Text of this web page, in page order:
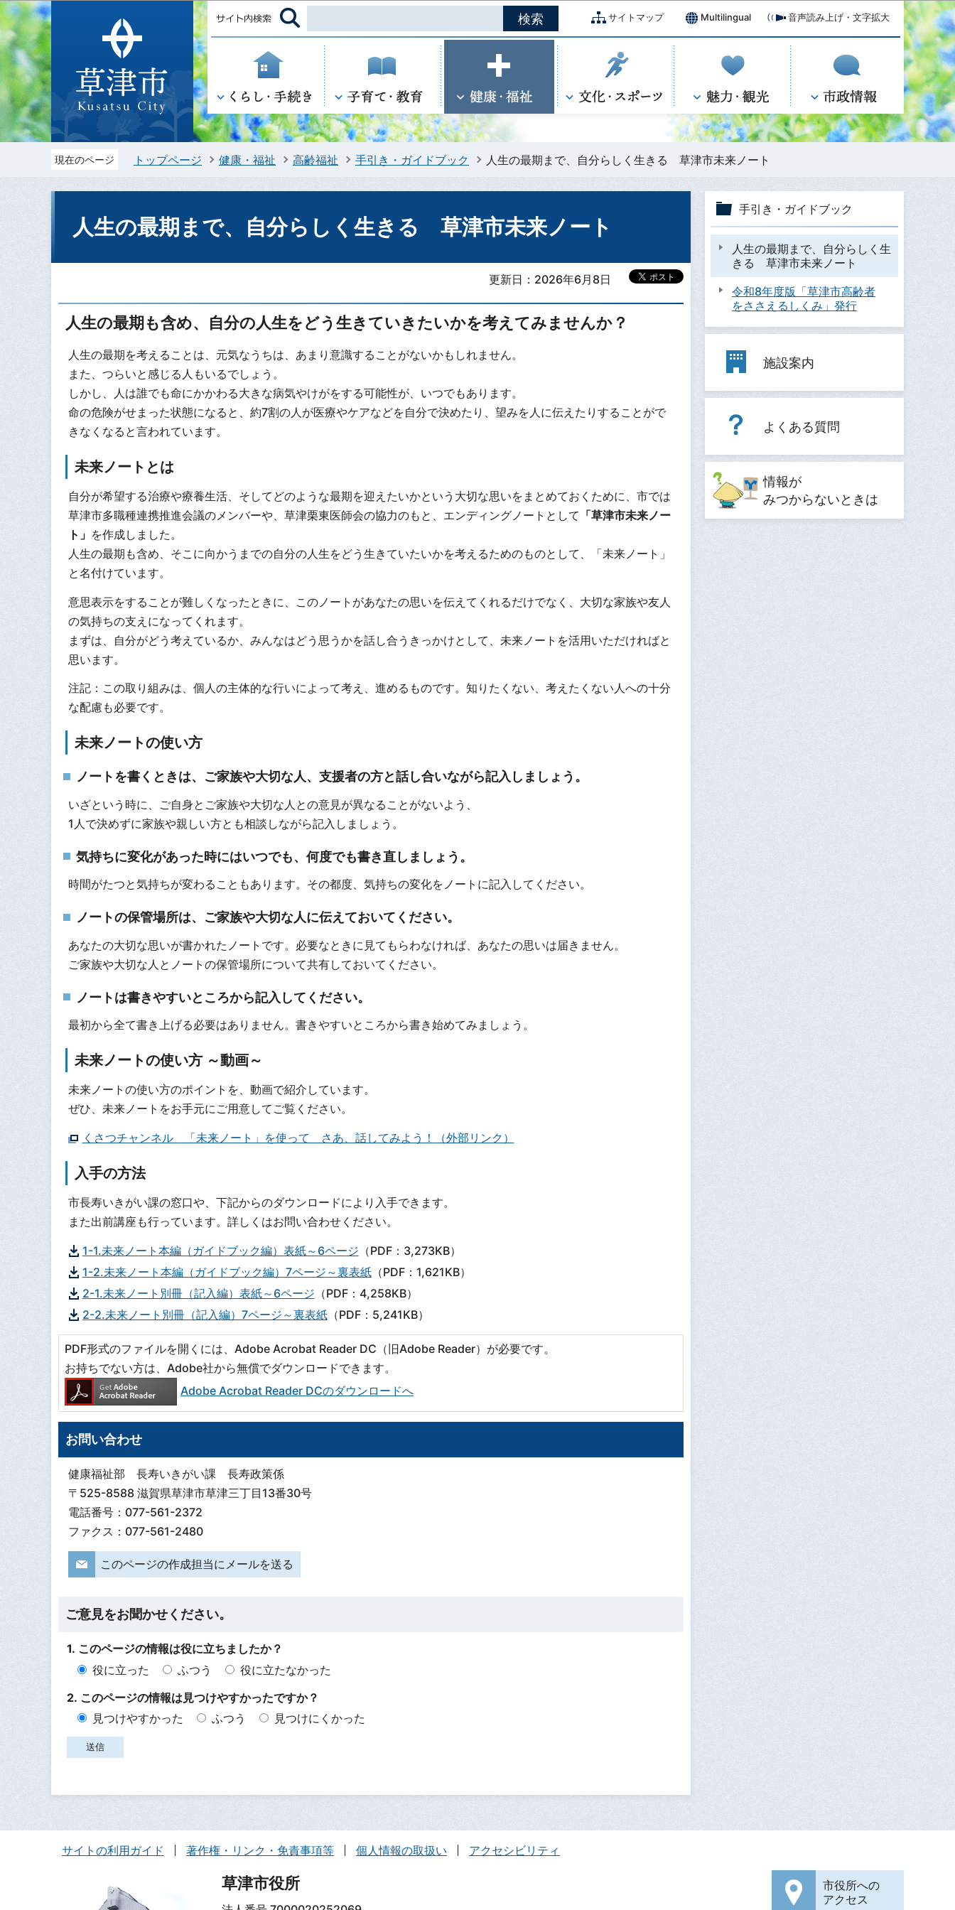
このページの本文へ移動
サイトマップ Multilingual 音声読み上げ・文字拡大
現在のページ トップページ 健康・福祉 高齢福祉 手引き・ガイドブック 人生の最期まで、自分らしく生きる 草津市未来ノート
人生の最期まで、自分らしく生きる 草津市未来ノート
更新日：2026年6月8日
人生の最期も含め、自分の人生をどう生きていきたいかを考えてみませんか？
人生の最期を考えることは、元気なうちは、あまり意識することがないかもしれません。
また、つらいと感じる人もいるでしょう。
しかし、人は誰でも命にかかわる大きな病気やけがをする可能性が、いつでもあります。
命の危険がせまった状態になると、約7割の人が医療やケアなどを自分で決めたり、望みを人に伝えたりすることがで
きなくなると言われています。
未来ノートとは
自分が希望する治療や療養生活、そしてどのような最期を迎えたいかという大切な思いをまとめておくために、市では
草津市多職種連携推進会議のメンバーや、草津栗東医師会の協力のもと、エンディングノートとして 「草津市未来ノー
ト」 を作成しました。
人生の最期も含め、そこに向かうまでの自分の人生をどう生きていたいかを考えるためのものとして、「未来ノート」
と名付けています。
意思表示をすることが難しくなったときに、このノートがあなたの思いを伝えてくれるだけでなく、大切な家族や友人
の気持ちの支えになってくれます。
まずは、自分がどう考えているか、みんなはどう思うかを話し合うきっかけとして、未来ノートを活用いただければと
思います。
注記：この取り組みは、個人の主体的な行いによって考え、進めるものです。知りたくない、考えたくない人への十分
な配慮も必要です。
未来ノートの使い方
ノートを書くときは、ご家族や大切な人、支援者の方と話し合いながら記入しましょう。
いざという時に、ご自身とご家族や大切な人との意見が異なることがないよう、
1人で決めずに家族や親しい方とも相談しながら記入しましょう。
気持ちに変化があった時にはいつでも、何度でも書き直しましょう。
時間がたつと気持ちが変わることもあります。その都度、気持ちの変化をノートに記入してください。
ノートの保管場所は、ご家族や大切な人に伝えておいてください。
あなたの大切な思いが書かれたノートです。必要なときに見てもらわなければ、あなたの思いは届きません。
ご家族や大切な人とノートの保管場所について共有しておいてください。
ノートは書きやすいところから記入してください。
最初から全て書き上げる必要はありません。書きやすいところから書き始めてみましょう。
未来ノートの使い方 ～動画～
未来ノートの使い方のポイントを、動画で紹介しています。
ぜひ、未来ノートをお手元にご用意してご覧ください。
くさつチャンネル 「未来ノート」を使って さあ、話してみよう！（外部リンク）
入手の方法
市長寿いきがい課の窓口や、下記からのダウンロードにより入手できます。
また出前講座も行っています。詳しくはお問い合わせください。
1-1.未来ノート本編（ガイドブック編）表紙～6ページ （PDF：3,273KB）
1-2.未来ノート本編（ガイドブック編）7ページ～裏表紙（PDF：1,621KB）
2-1.未来ノート別冊（記入編）表紙～6ページ （PDF：4,258KB）
2-2.未来ノート別冊（記入編）7ページ～裏表紙（PDF：5,241KB）
PDF形式のファイルを開くには、Adobe Acrobat Reader DC（旧Adobe Reader）が必要です。
お持ちでない方は、Adobe社から無償でダウンロードできます。
Adobe Acrobat Reader DCのダウンロードへ
お問い合わせ
健康福祉部 長寿いきがい課 長寿政策係
〒525-8588 滋賀県草津市草津三丁目13番30号
電話番号：077-561-2372
ファクス：077-561-2480
このページの作成担当にメールを送る
ご意見をお聞かせください。
1. このページの情報は役に立ちましたか？
役に立った
ふつう
役に立たなかった
2. このページの情報は見つけやすかったですか？
見つけやすかった
ふつう 見つけにくかった
手引き・ガイドブック
人生の最期まで、自分らしく生
きる 草津市未来ノート
令和8年度版「草津市高齢者
をささえるしくみ」発行
施設案内
よくある質問
情報が
みつからないときは
サイトの利用ガイド 著作権・リンク・免責事項等 個人情報の取扱い アクセシビリティ
草津市役所
市役所への
アクセス